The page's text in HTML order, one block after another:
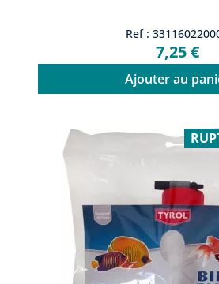
Ref :
7,25 €
Ajouter au